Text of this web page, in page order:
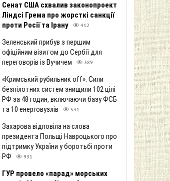
Сенат США схвалив законопроект
Ліндсі Грема про жорсткі санкції
проти Росії та Ірану
412
Зеленський прибув з першим
офіційним візитом до Сербії для
переговорів із Вучичем
389
«Кримський рубильник off»: Сили
безпілотних систем знищили 102 цілі
РФ за 48 годин, включаючи базу ФСБ
та 10 енерговузлів
531
Захарова відповіла на слова
президента Польщі Навроцького про
підтримку України у боротьбі проти
РФ
931
ГУР провело «парад» морських